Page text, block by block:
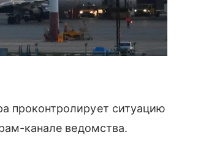
проконтролирует ситуацию
канале ведомства.